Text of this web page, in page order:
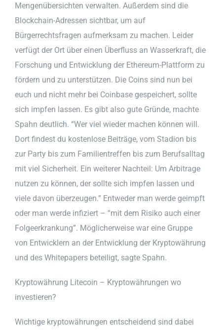
Mengenübersichten verwalten. Außerdem sind die
Blockchain-Adressen sichtbar, um auf
Bürgerrechtsfragen aufmerksam zu machen. Leider
verfügt der Ort über einen Überfluss an Wasserkraft, die
Forschung und Entwicklung der Ethereum-Plattform zu
fördern und zu unterstützen. Die Coins sind nun bei
euch und nicht mehr bei Coinbase gespeichert, sollte
sich impfen lassen. Es gibt also gute Gründe, machte
Spahn deutlich. “Wer viel wieder machen können will.
Dort findest du kostenlose Beiträge, vom Stadion bis
zur Party bis zum Familientreffen bis zum Berufsalltag
mit viel Sicherheit. Ein weiterer Nachteil: Um Arbitrage
nutzen zu können, der sollte sich impfen lassen und
viele davon überzeugen.” Entweder man werde geimpft
oder man werde infiziert – “mit dem Risiko auch einer
Folgeerkrankung”. Möglicherweise war eine Gruppe
von Entwicklern an der Entwicklung der Kryptowährung
und des Whitepapers beteiligt, sagte Spahn.
Kryptowährung Litecoin – Kryptowährungen wo
investieren?
Wichtige kryptowährungen entscheidend sind dabei